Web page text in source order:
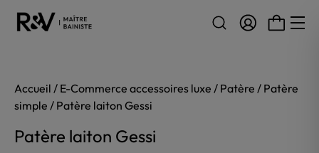
Accueil / E-Commerce accessoires luxe / Patère / Patère
simple / Patère laiton Gessi
Patère laiton Gessi